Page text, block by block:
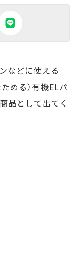
などに使える
める）有機ELパ
品として出てく